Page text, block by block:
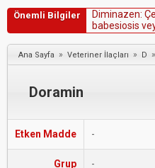
Önemli Bilgiler Diminazen: Çe
babesiosis ve
antiprotozoal
Ana Sayfa » Veteriner İlaçları » D »
Doramin
Etken Madde -
Grup -